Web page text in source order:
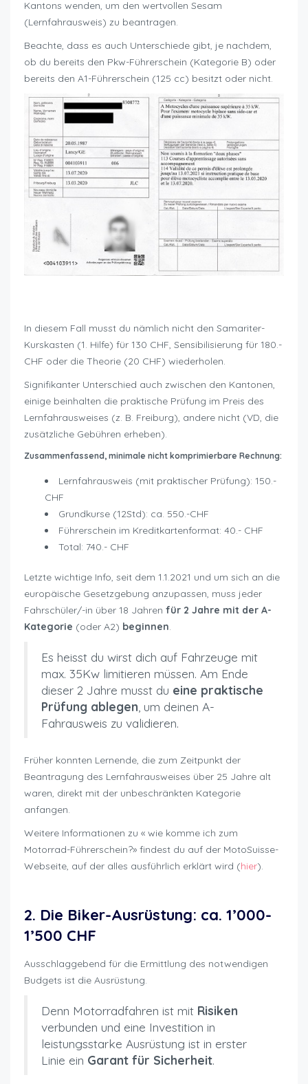
Kantons wenden, um den wertvollen Sesam
(Lernfahrausweis) zu beantragen.
Beachte, dass es auch Unterschiede gibt, je nachdem,
ob du bereits den Pkw-Führerschein (Kategorie B) oder
bereits den A1-Führerschein (125 cc) besitzt oder nicht.
In diesem Fall musst du nämlich nicht den Samariter-
Kurskasten (1. Hilfe) für 130 CHF, Sensibilisierung für 180.-
CHF oder die Theorie (20 CHF) wiederholen.
Signifikanter Unterschied auch zwischen den Kantonen,
einige beinhalten die praktische Prüfung im Preis des
Lernfahrausweises (z. B. Freiburg), andere nicht (VD, die
zusätzliche Gebühren erheben).
Zusammenfassend, minimale nicht komprimierbare Rechnung:
Lernfahrausweis (mit praktischer Prüfung): 150.-
CHF
Grundkurse (12Std): ca. 550.-CHF
Führerschein im Kreditkartenformat: 40.- CHF
Total: 740.- CHF
Letzte wichtige Info, seit dem 1.1.2021 und um sich an die
europäische Gesetzgebung anzupassen, muss jeder
Fahrschüler/-in über 18 Jahren für 2 Jahre mit der A-
Kategorie (oder A2) beginnen.
Es heisst du wirst dich auf Fahrzeuge mit
max. 35Kw limitieren müssen. Am Ende
dieser 2 Jahre musst du eine praktische
Prüfung ablegen , um deinen A-
Fahrausweis zu validieren.
Früher konnten Lernende, die zum Zeitpunkt der
Beantragung des Lernfahrausweises über 25 Jahre alt
waren, direkt mit der unbeschränkten Kategorie
anfangen.
Weitere Informationen zu « wie komme ich zum
Motorrad-Führerschein?» findest du auf der MotoSuisse-
Webseite, auf der alles ausführlich erklärt wird (hier).
2. Die Biker-Ausrüstung: ca. 1’000-
1’500 CHF
Ausschlaggebend für die Ermittlung des notwendigen
Budgets ist die Ausrüstung.
Denn Motorradfahren ist mit Risiken
verbunden und eine Investition in
leistungsstarke Ausrüstung ist in erster
Linie ein Garant für Sicherheit.